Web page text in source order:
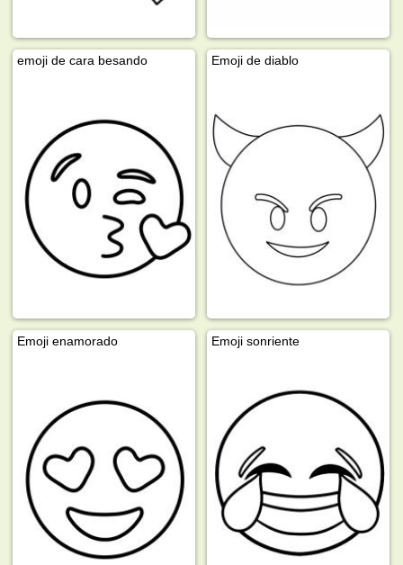
emoji de cara besando Emoji de diablo
Emoji enamorado Emoji sonriente